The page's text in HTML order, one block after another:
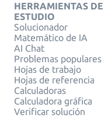
HERRAMIENTAS DE
ESTUDIO
Solucionador
Matemático de IA
AI Chat
Problemas populares
Hojas de trabajo
Hojas de referencia
Calculadoras
Calculadora gráfica
Verificar solución